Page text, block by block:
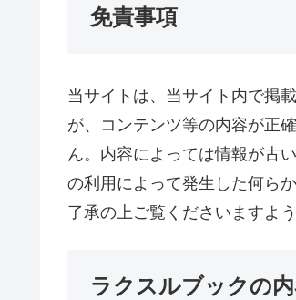
免責事項
当サイトは、当サイト内で掲
が、コンテンツ等の内容が正
ん。内容によっては情報が古
の利用によって発生した何ら
了承の上ご覧くださいますよ
ラクスルブックの